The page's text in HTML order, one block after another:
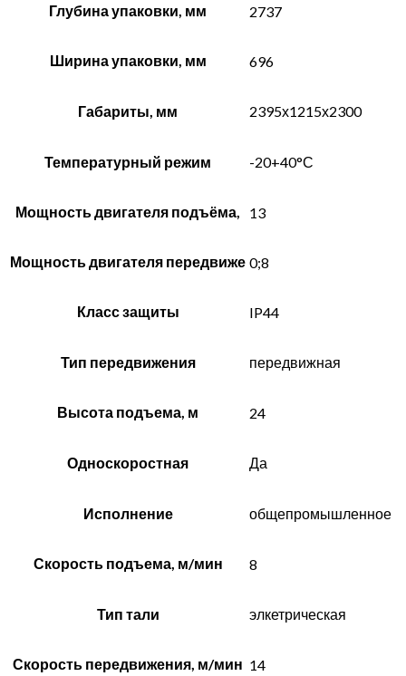
Глубина упаковки, мм 2737
Ширина упаковки, мм 696
Габариты, мм 2395х1215х2300
Температурный режим -20+40°С
Мощность двигателя подъёма, 13
Мощность двигателя передвиже 0;8
Класс защиты IP44
Тип передвижения передвижная
Высота подъема, м 24
Односкоростная Да
Исполнение общепромышленное
Скорость подъема, м/мин 8
Тип тали элкетрическая
Скорость передвижения, м/мин 14